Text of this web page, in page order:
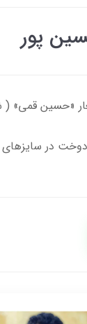
پور
«حسین قمی» (
در سایزهای